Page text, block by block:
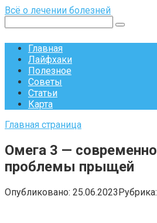
Перейти
контенту
Всё о лечении болезней
Главная
Лайфхаки
Полезное
Советы
Статьи
Карта
Главная страница
Омега 3 —
проблемы прыщей
Опубликовано: 25.06.2023Рубрика: